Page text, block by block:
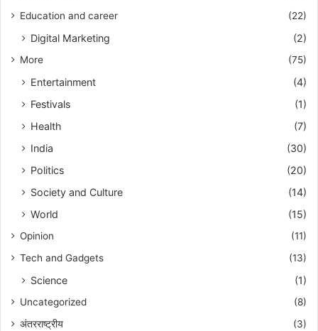
Education and career
(22)
Digital Marketing (2)
More (75)
Entertainment
(4)
Festivals
(1)
Health
(7)
India
(30)
Politics
(20)
Society and Culture
(14)
World
(15)
Opinion
(11)
Tech and Gadgets
(13)
Science (1)
Uncategorized
(8)
अंतरराष्ट्रीय
(3)